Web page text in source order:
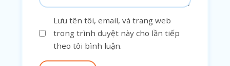
Lưu tên tôi, email, và trang web
trong trình duyệt này cho lần tiếp
theo tôi bình luận.